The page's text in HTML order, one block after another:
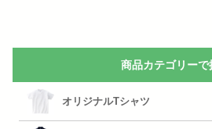
商品カテゴリーで
オリジナルTシャツ